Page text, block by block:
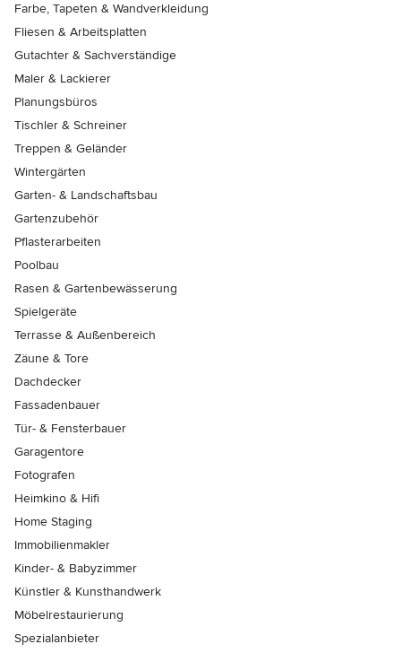
Farbe, Tapeten & Wandverkleidung
Fliesen & Arbeitsplatten
Gutachter & Sachverständige
Maler & Lackierer
Planungsbüros
Tischler & Schreiner
Treppen & Geländer
Wintergärten
Garten- & Landschaftsbau
Gartenzubehör
Pflasterarbeiten
Poolbau
Rasen & Gartenbewässerung
Spielgeräte
Terrasse & Außenbereich
Zäune & Tore
Dachdecker
Fassadenbauer
Tür- & Fensterbauer
Garagentore
Fotografen
Heimkino & Hifi
Home Staging
Immobilienmakler
Kinder- & Babyzimmer
Künstler & Kunsthandwerk
Möbelrestaurierung
Spezialanbieter